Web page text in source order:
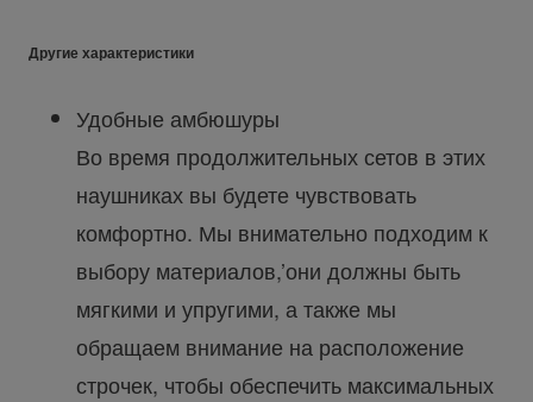
Другие характеристики
Удобные амбюшуры
Во время продолжительных сетов в этих
наушниках вы будете чувствовать
комфортно. Мы внимательно подходим к
выбору материалов,’они должны быть
мягкими и упругими, а также мы
обращаем внимание на расположение
строчек, чтобы обеспечить максимальных